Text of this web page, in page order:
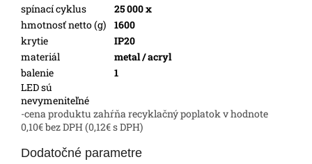
spínací cyklus
25 000 x
hmotnosť netto (g)
1600
krytie
IP20
materiál
metal / acryl
balenie
1
LED sú
nevymeniteľné
-cena produktu zahŕňa recyklačný poplatok v hodnote
0,10€ bez DPH (0,12€ s DPH)
Dodatočné parametre